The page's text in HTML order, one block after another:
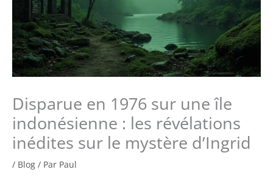
Disparue en 1976 sur une île
indonésienne : les révélations
inédites sur le mystère d’Ingrid
/ Blog / Par Paul